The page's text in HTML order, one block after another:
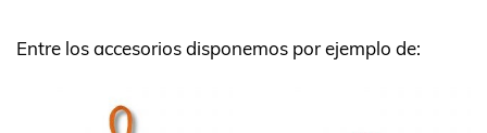
Entre los accesorios disponemos por ejemplo de: